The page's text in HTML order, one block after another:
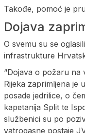
Takođe, pomoć je
Dojava
O svemu su se
infrastrukture
“Dojava o požaru na
Rijeka zaprimljena je
posade jedrilice, o
kapetanija Split te
službenici su po
vatrogasne postaje